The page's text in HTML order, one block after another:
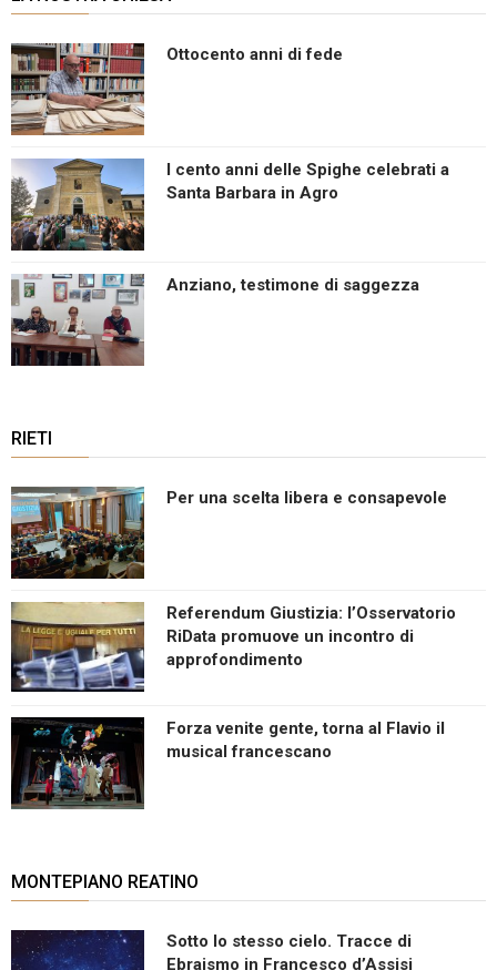
Ottocento anni di fede
I cento anni delle Spighe celebrati a
Santa Barbara in Agro
Anziano, testimone di saggezza
RIETI
Per una scelta libera e consapevole
Referendum Giustizia: l’Osservatorio
RiData promuove un incontro di
approfondimento
Forza venite gente, torna al Flavio il
musical francescano
MONTEPIANO REATINO
Sotto lo stesso cielo. Tracce di
Ebraismo in Francesco d’Assisi